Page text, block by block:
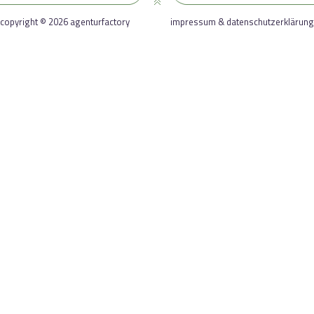
copyright © 2026 agenturfactory impressum & datenschutzerklärung